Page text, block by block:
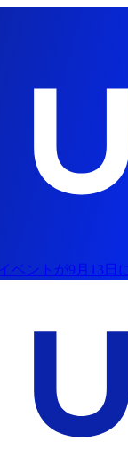
ベントが9月13日